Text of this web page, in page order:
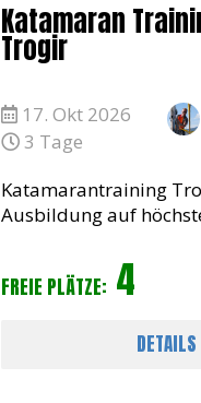
Katamaran
Trogir
17. Okt 2026
3 Tage
Katamarantraining
Ausbildung auf
Kenntnisse auf einem
vertiefen möchten,
FREIE PLÄTZE: 4
DETAILS